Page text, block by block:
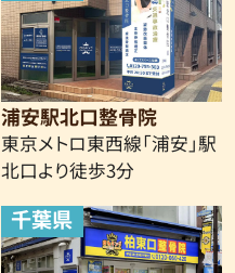
浦安駅北口整骨院
東京メトロ東西線「浦安」駅
北口より徒歩3分
千葉県